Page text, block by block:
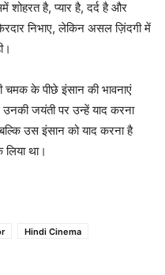
शोहरत है, प्यार है, दर्द है और
निभाए, लेकिन असल ज़िंदगी में
चमक के पीछे इंसान की भावनाएं
जयंती पर उन्हें याद करना
उस इंसान को याद करना है
था।
Hindi Cinema